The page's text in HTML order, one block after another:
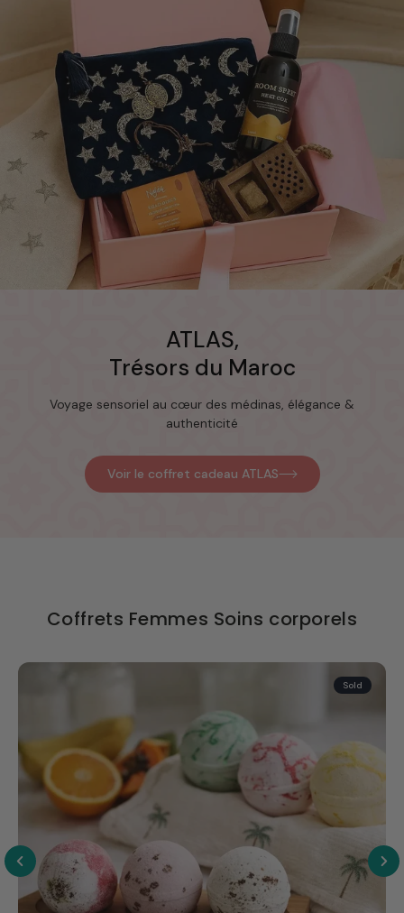
ATLAS,
Trésors du Maroc
Voyage sensoriel au cœur des médinas, élégance &
authenticité
Voir le coffret cadeau ATLAS
Coffrets Femmes Soins corporels